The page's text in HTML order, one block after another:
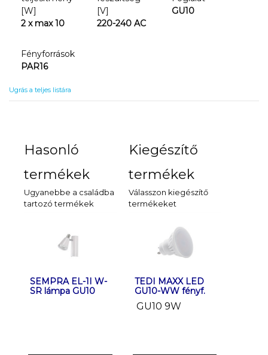
[W]
2 x max 10
[V]
220-240 AC
GU10
Fényforrások
PAR16
Ugrás a teljes listára
Hasonló
termékek
Ugyanebbe a családba
tartozó termékek
SEMPRA EL-1I W-
SR lámpa GU10
SEMPRA EL-1I B-
SR lámpa GU10
Kiegészítő
termékek
Válasszon kiegészítő
termékeket
TEDI MAXX LED
GU10-WW fényf.
GU10 9W